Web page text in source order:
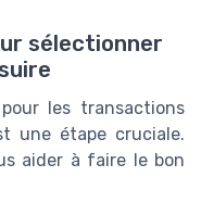
sélectionner
les transactions
une étape cruciale.
aider à faire le bon